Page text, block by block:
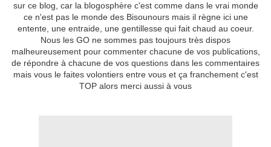
sur ce blog, car la blogosphère c'est comme dans le vrai monde
ce n'est pas le monde des Bisounours mais il règne ici une
entente, une entraide, une gentillesse qui fait chaud au coeur.
Nous les GO ne sommes pas toujours très dispos
malheureusement pour commenter chacune de vos publications,
de répondre à chacune de vos questions dans les commentaires
mais vous le faites volontiers entre vous et ça franchement c'est
TOP alors merci aussi à vous